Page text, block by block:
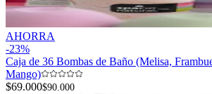
AHORRA
-23%
Caja de 36 Bombas de Baño (Melisa,
Mango)
$69.000$90.000